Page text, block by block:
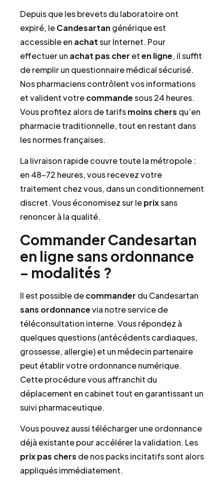
Depuis que les brevets du laboratoire ont
expiré, leCandesartan générique est
accessible en achatsur Internet. Pour
effectuer un achat pas cher eten ligne, il suffit
de remplir un questionnaire médical sécurisé.
Nos pharmaciens contrôlent vos informations
et valident votrecommandesous 24 heures.
Vous profitez alors de tarifsmoins chers qu’en
pharmacie traditionnelle, tout en restant dans
les normes françaises.
La livraison rapide couvre toute la métropole :
en 48–72 heures, vous recevez votre
traitement chez vous, dans un conditionnement
discret. Vous économisez sur leprixsans
renoncer à la qualité.
Commander Candesartan
en ligne sans ordonnance
– modalités ?
Il est possible decommander du Candesartan
sans ordonnancevia notre service de
téléconsultation interne. Vous répondez à
quelques questions (antécédents cardiaques,
grossesse, allergie) et un médecin partenaire
peut établir votre ordonnance numérique.
Cette procédure vous affranchit du
déplacement en cabinet tout en garantissant un
suivi pharmaceutique.
Vous pouvez aussi télécharger une ordonnance
déjà existante pour accélérer la validation. Les
prixpas chers de nos packs incitatifs sont alors
appliqués immédiatement.